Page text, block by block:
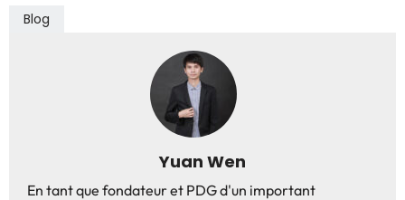
Blog
Yuan Wen
En tant que fondateur et PDG d'un important